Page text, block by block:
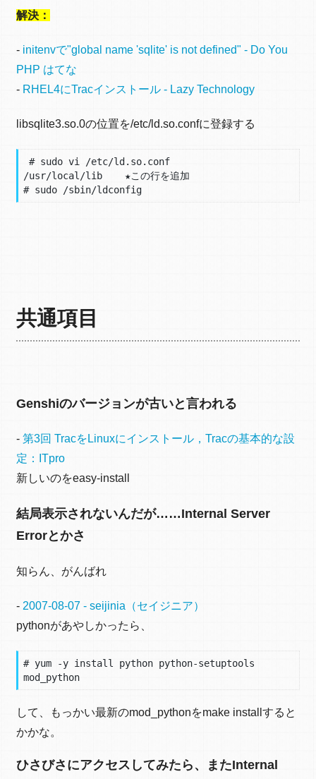
解決：
- initenvで"global name 'sqlite' is not defined" - Do You
PHP はてな
- RHEL4にTracインストール - Lazy Technology
libsqlite3.so.0の位置を/etc/ld.so.confに登録する
/usr/local/lib    ★この行を追加
# sudo /sbin/ldconfig
共通項目
Genshiのバージョンが古いと言われる
- 第3回 TracをLinuxにインストール，Tracの基本的な設
定：ITpro
新しいのをeasy-install
結局表示されないんだが……Internal Server
Errorとかさ
知らん、がんばれ
- 2007-08-07 - seijinia（セイジニア）
pythonがあやしかったら、
# yum -y install python python-setuptools
mod_python
して、もっかい最新のmod_pythonをmake installすると
かかな。
ひさびさにアクセスしてみたら、またInternal